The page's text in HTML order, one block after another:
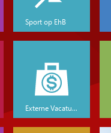
Sport op EhB
Externe Vacatures